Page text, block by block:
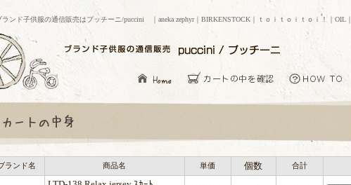
ランド子供服の通信販売はプッチーニ/puccini ｜aneka zephyr｜BIRKENSTOCK｜ｔｏｉｔｏｉｔｏｉ！｜OIL｜
ランド名 商品名 単価 個数 合計